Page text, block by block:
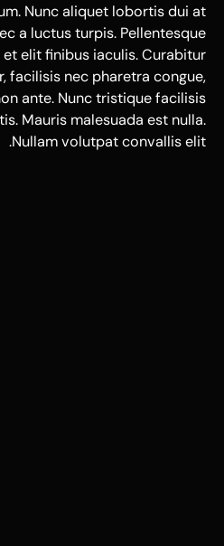
Nunc aliquet lobortis dui at
a luctus turpis. Pellentesque
elit finibus iaculis. Curabitur
facilisis nec pharetra congue,
ante. Nunc tristique facilisis
Mauris malesuada est nulla.
Nullam volutpat convallis elit.